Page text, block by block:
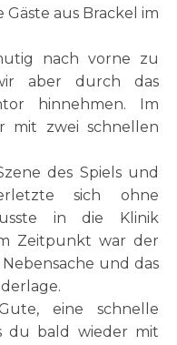
aus Brackel im
nach vorne zu
aber durch das
hinnehmen. Im
mit zwei schnellen
des Spiels und
sich ohne
in die Klinik
Zeitpunkt war der
und das
eine schnelle
du bald wieder mit